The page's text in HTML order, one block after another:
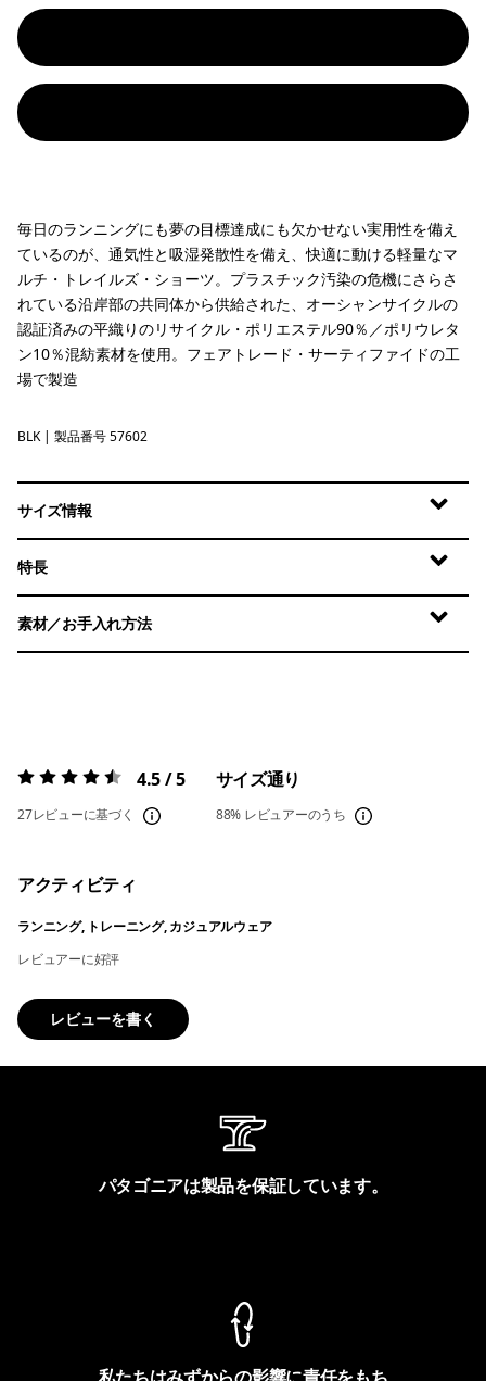
毎日のランニングにも夢の目標達成にも欠かせない実用性を備え
ているのが、通気性と吸湿発散性を備え、快適に動ける軽量なマ
ルチ・トレイルズ・ショーツ。プラスチック汚染の危機にさらさ
れている沿岸部の共同体から供給された、オーシャンサイクルの
認証済みの平織りのリサイクル・ポリエステル90％／ポリウレタ
ン10％混紡素材を使用。フェアトレード・サーティファイドの工
場で製造
Black
BLK | 製品番号 57602
サイズ情報
特長
素材／お手入れ方法
評価:4.5 / 5 4.5 / 5
27レビューに基づく
サイズ通り
88% レビュアーのうち
アクティビティ
ランニング, トレーニング, カジュアルウェア
レビュアーに好評
レビューを書く
パタゴニアは製品を保証しています。